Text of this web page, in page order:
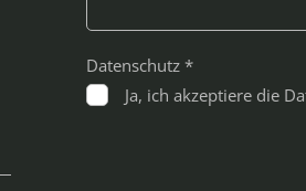
Datenschutz *
Ja, ich akzeptiere die